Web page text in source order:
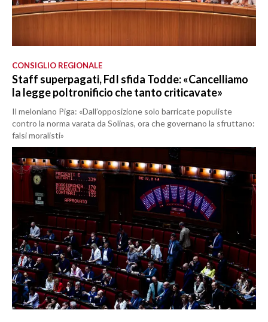
CONSIGLIO REGIONALE
Staff superpagati, FdI sfida Todde: «Cancelliamo
la legge poltronificio che tanto criticavate»
Il meloniano Piga: «Dall’opposizione solo barricate populiste
contro la norma varata da Solinas, ora che governano la sfruttano:
falsi moralisti»